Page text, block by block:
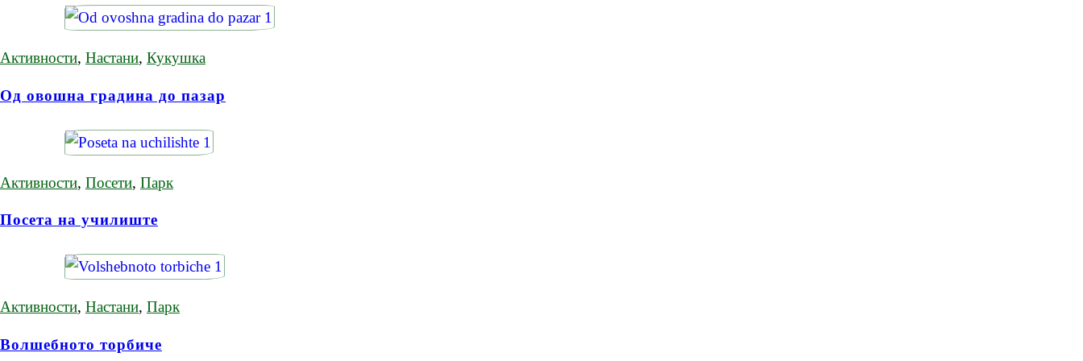
Активности, Настани, Кукушка
Од овошна градина до пазар
Активности, Посети, Парк
Посета на училиште
Активности, Настани, Парк
Волшебното торбиче